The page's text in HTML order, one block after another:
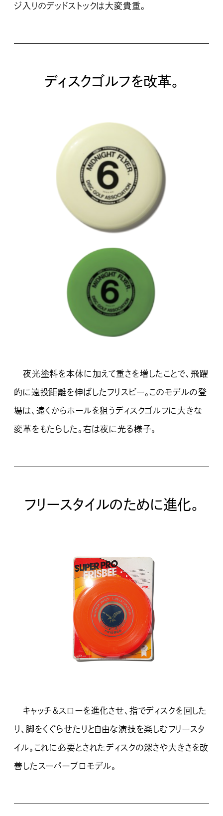
ジ入りのデッドストックは大変貴重。
ディスクゴルフを改革。
夜光塗料を本体に加えて重さを増したことで、飛躍
的に遠投距離を伸ばしたフリスビー。このモデルの登
場は、遠くからホールを狙うディスクゴルフに大きな
変革をもたらした。右は夜に光る様子。
フリースタイルのために進化。
キャッチ＆スローを進化させ、指でディスクを回した
り、脚をくぐらせたりと自由な演技を楽しむフリースタ
イル。これに必要とされたディスクの深さや大きさを改
善したスーパープロモデル。